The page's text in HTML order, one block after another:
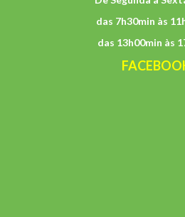
das 7h30min às
das 13h00min às